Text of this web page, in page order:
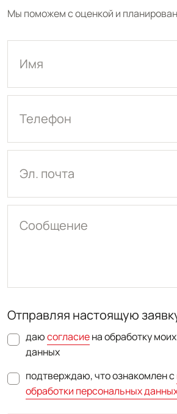
Мы поможем с оценкой и
Имя
Телефон
Эл. почта
Сообщение
Отправляя настоящую
даюсогласиена обработку
данных
подтверждаю, что ознакомлен с
обработки персональных